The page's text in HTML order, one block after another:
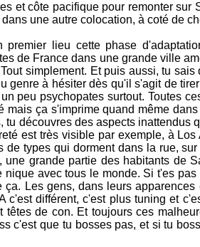
et côte pacifique pour remonter sur
une autre colocation, à coté de
lieu cette phase
de France dans une grande ville
simplement. Et puis aussi, tu
genre à hésiter dès qu'il s'agit de
peu psychopates surtout. Toutes
ça s'imprime quand même
découvres des aspects inattendus
est très visible par exemple, à
types qui dorment dans la rue,
grande partie des habitants de
avec tous le monde. Si t'es
Les gens, dans leurs apparences
c'est différent, c'est plus tuning et
de con. Et toujours ces
c'est que tu bosses pas, et si tu